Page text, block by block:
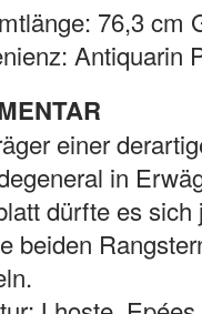
76,3 cm
Antiquarin
einer
in
dürfte es
beiden